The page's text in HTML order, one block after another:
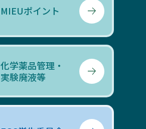
MIEUポイント
化学薬品管理・
実験廃液等